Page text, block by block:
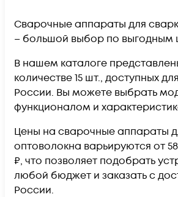
Сварочные аппараты для
– большой выбор по выгодным
В нашем каталоге
количестве 15 шт., доступных
России. Вы можете выбрать
функционалом и
Цены на сварочные аппараты
оптоволокна варьируются от 58
₽, что позволяет подобрать
любой бюджет и заказать с
России.